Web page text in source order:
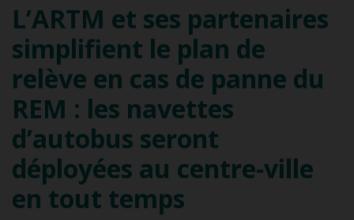
L’ARTM et ses partenaires
simplifient le plan de
relève en cas de panne du
REM : les navettes
d’autobus seront
déployées au centre-ville
en tout temps